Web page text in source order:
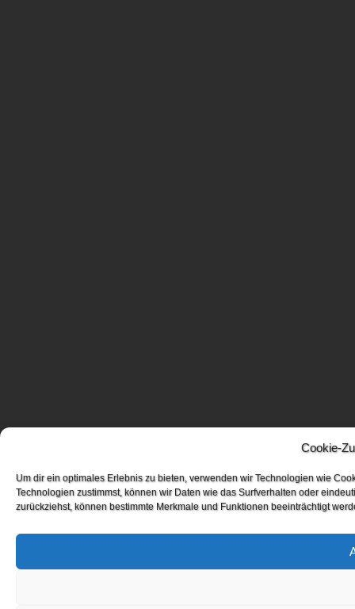
Cookie-
Um dir ein optimales Erlebnis zu bieten, verwenden wir Technologien wie
Technologien zustimmst, können wir Daten wie das Surfverhalten oder
zurückziehst, können bestimmte Merkmale und Funktionen beeinträchtigt